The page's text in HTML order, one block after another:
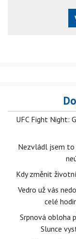
UFC Fight Night:
Nezvládl jsem to
Kdy změnit
Vedro už vás
celé
Srpnová obloha
Slunce